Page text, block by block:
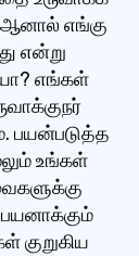
ஆனால் எங்கு
என்று
எங்கள்
பயன்படுத்த
உங்கள்
குறுகிய